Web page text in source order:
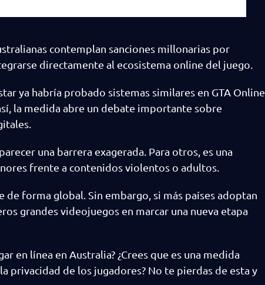
contemplan sanciones millonarias por
directamente al ecosistema online del juego.
ya habría probado sistemas similares en GTA Online,
la medida abre un debate importante sobre
una barrera exagerada. Para otros, es una
frente a contenidos violentos o adultos.
de forma global. Sin embargo, si más países adoptan
grandes videojuegos en marcar una nueva etapa
en línea en Australia? ¿Crees que es una medida
privacidad de los jugadores? No te pierdas de esta y